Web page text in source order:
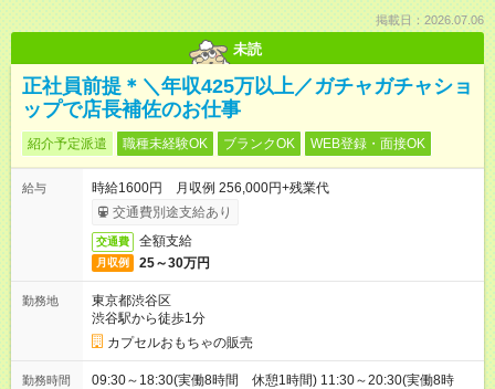
掲載日：2026.07.06
未読
正社員前提＊＼年収425万以上／ガチャガチャショ
ップで店長補佐のお仕事
紹介予定派遣 職種未経験OK ブランクOK WEB登録・面接OK
給与
時給1600円 月収例 256,000円+残業代
交通費別途支給あり
交通費 全額支給
月収例 25～30万円
勤務地
東京都渋谷区
渋谷駅から徒歩1分
カプセルおもちゃの販売
勤務時間
09:30～18:30(実働8時間 休憩1時間) 11:30～20:30(実働8時